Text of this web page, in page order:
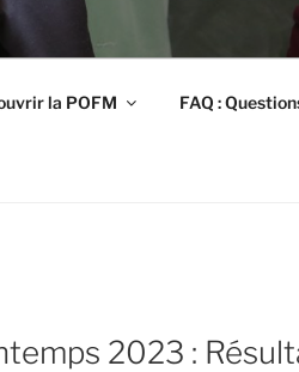
la POFM FAQ :
2023 :